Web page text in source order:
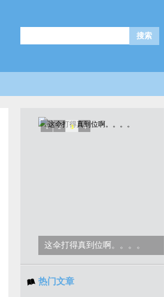
好奇葩的衣服
1 2 3 4
热门文章